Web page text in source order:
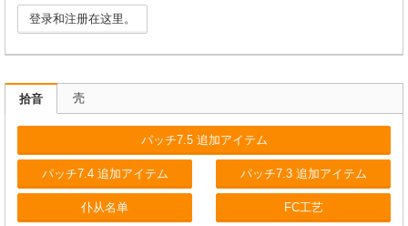
登录和注册在这里。
拾音 壳
パッチ7.5 追加アイテム
パッチ7.4 追加アイテム
仆从名单
パッチ7.3 追加アイテム
FC工艺